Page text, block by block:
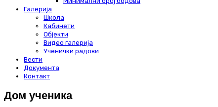
Галерија
Школа
Кабинети
Објекти
Видео галерија
Ученички радови
Вести
Документа
Контакт
Дом ученика